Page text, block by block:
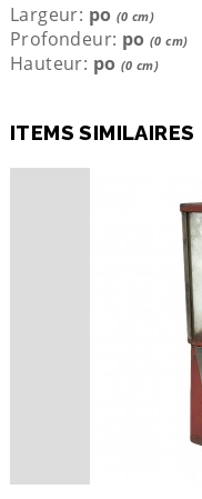
Largeur: po (0 cm)
Profondeur: po (0 cm)
Hauteur: po (0 cm)
ITEMS SIMILAIRES